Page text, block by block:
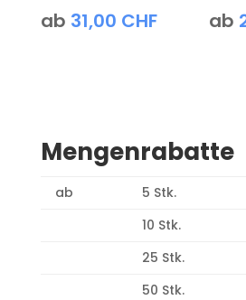
ab 31,00 CHF ab
Mengenrabatte
ab 5 Stk.
10 Stk.
25 Stk.
50 Stk.